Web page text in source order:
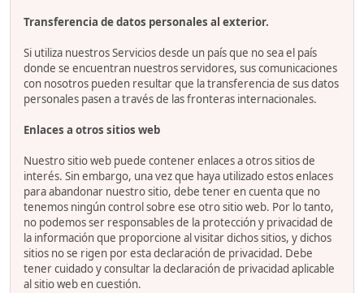
Transferencia de datos personales al exterior.
Si utiliza nuestros Servicios desde un país que no sea el país
donde se encuentran nuestros servidores, sus comunicaciones
con nosotros pueden resultar que la transferencia de sus datos
personales pasen a través de las fronteras internacionales.
Enlaces a otros sitios web
Nuestro sitio web puede contener enlaces a otros sitios de
interés. Sin embargo, una vez que haya utilizado estos enlaces
para abandonar nuestro sitio, debe tener en cuenta que no
tenemos ningún control sobre ese otro sitio web. Por lo tanto,
no podemos ser responsables de la protección y privacidad de
la información que proporcione al visitar dichos sitios, y dichos
sitios no se rigen por esta declaración de privacidad. Debe
tener cuidado y consultar la declaración de privacidad aplicable
al sitio web en cuestión.